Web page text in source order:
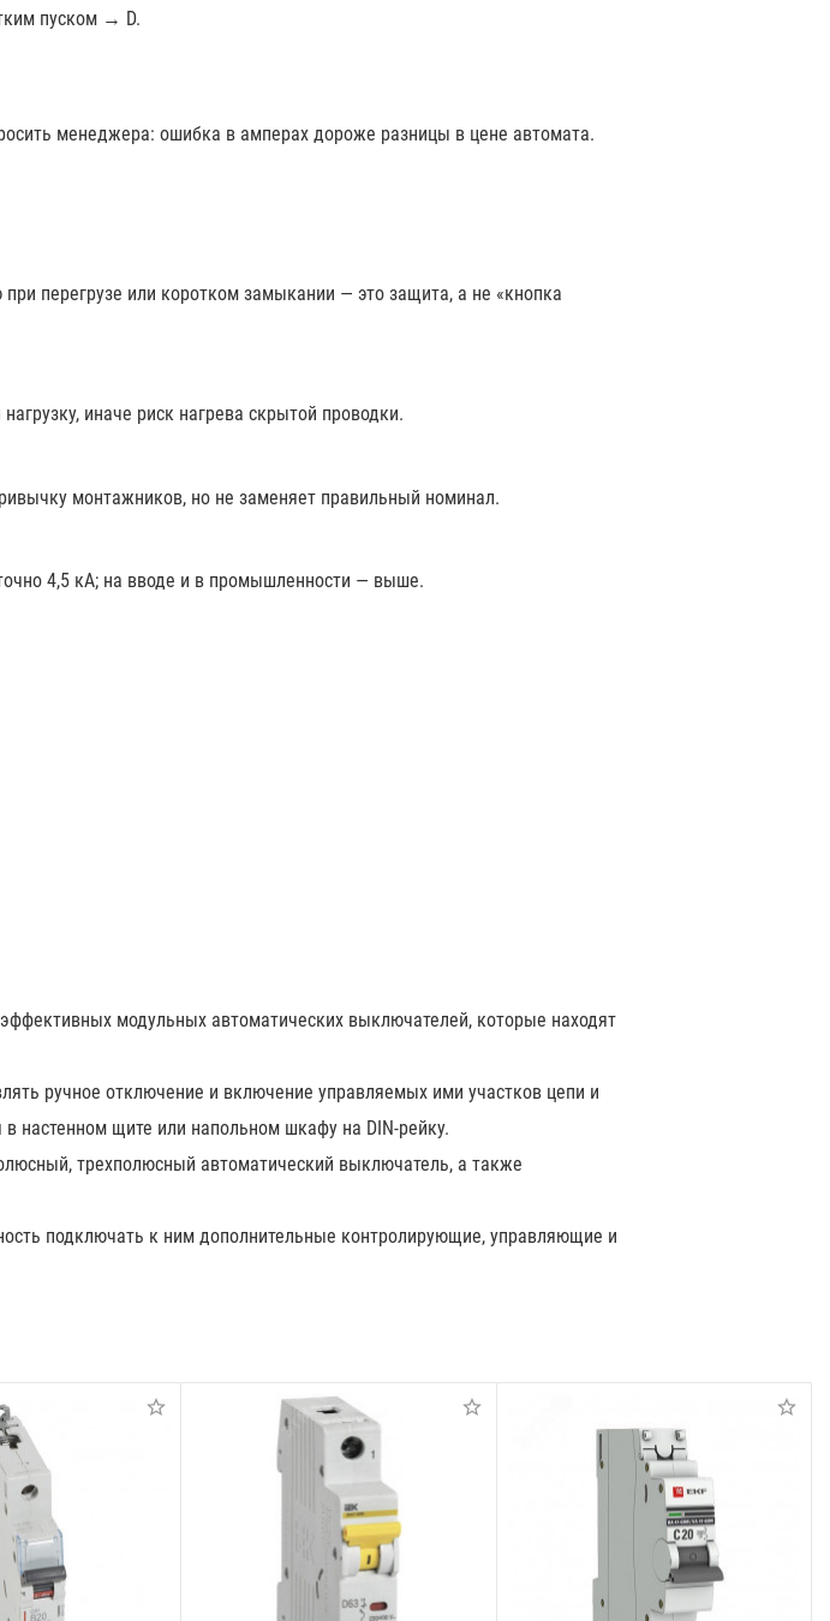
пуском → D.
менеджера: ошибка в амперах дороже разницы в цене автомата.
перегрузе или коротком замыкании — это защита, а не «кнопка
иначе риск нагрева скрытой проводки.
монтажников, но не заменяет правильный номинал.
4,5 кА; на вводе и в промышленности — выше.
модульных автоматических выключателей, которые находят
ручное отключение и включение управляемых ими участков цепи и
настенном щите или напольном шкафу на DIN-рейку.
трехполюсный автоматический выключатель, а также
подключать к ним дополнительные контролирующие, управляющие и